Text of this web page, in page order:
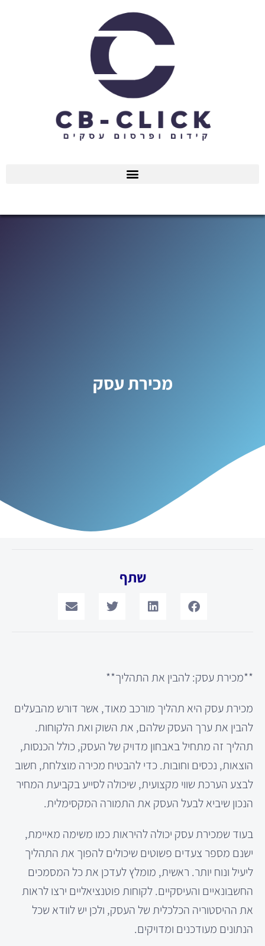
מכירת עסק
שתף
**מכירת עסק: להבין את התהליך**
מכירת עסק היא תהליך מורכב מאוד, אשר דורש מהבעלים
להבין את ערך העסק שלהם, את השוק ואת הלקוחות.
תהליך זה מתחיל באבחון מדויק של העסק, כולל הכנסות,
הוצאות, נכסים וחובות. כדי להבטיח מכירה מוצלחת, חשוב
לבצע הערכת שווי מקצועית, שיכולה לסייע בקביעת המחיר
הנכון שיביא לבעל העסק את התמורה המקסימלית.
בעוד שמכירת עסק יכולה להיראות כמו משימה מאיימת,
ישנם מספר צעדים פשוטים שיכולים להפוך את התהליך
ליעיל ונוח יותר. ראשית, מומלץ לעדכן את כל המסמכים
החשבונאיים והעיסקיים. לקוחות פוטנציאליים ירצו לראות
את ההיסטוריה הכלכלית של העסק, ולכן יש לוודא שכל
הנתונים מעודכנים ומדויקים.